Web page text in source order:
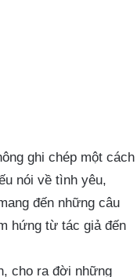
ghi chép một cách
nói về tình yêu,
đến những câu
hứng từ tác giả đến
cho ra đời những